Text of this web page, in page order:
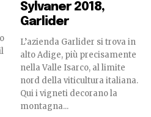
Sylvaner 2018,
Garlider
L’azienda Garlider si trova in
alto Adige, più precisamente
nella Valle Isarco, al limite
nord della viticultura italiana.
Qui i vigneti decorano la
montagna...